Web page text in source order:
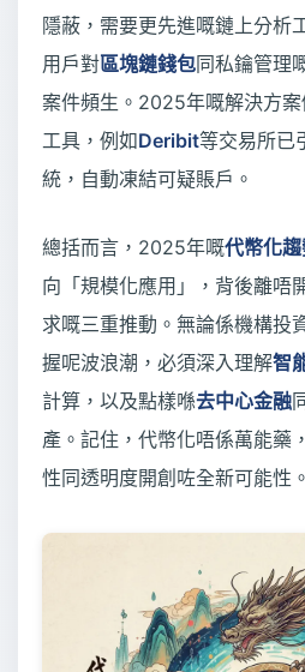
隱蔽，需要更先進嘅鏈上分析
用戶對區塊鏈錢包同私鑰管理
案件頻生。2025年嘅解決方
工具，例如Deribit等交易所已
統，自動凍結可疑賬戶。
總括而言，2025年嘅代幣化
向「規模化應用」，背後離唔
求嘅三重推動。無論係機構投
握呢波浪潮，必須深入理解智
計算，以及點樣喺去中心金融
產。記住，代幣化唔係萬能藥
性同透明度開創咗全新可能性。